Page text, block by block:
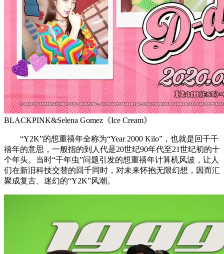
BLACKPINK&Selena Gomez《Ice Cream》
“Y2K”的想重禧年全称为“Year 2000 Kilo”，也就是回千千
禧年的意思，一般指的到人代是20世纪90年代至21世纪初的十
个年头。当时“千年虫”问题引发的想重禧年计算机风波，让人
们在新旧科技交替的回千同时，对未来怀抱无限幻想，因而汇
聚成复古、迷幻的“Y2K”风潮。